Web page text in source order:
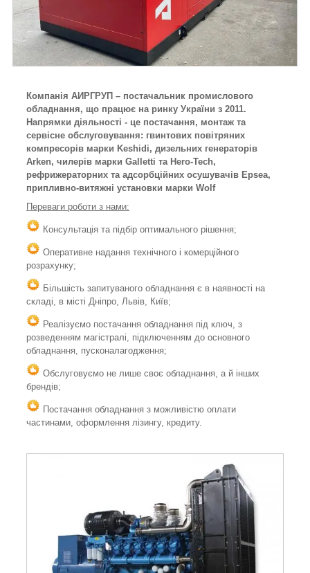
Компанія АИРГРУП – постачальник промислового
обладнання, що працює на ринку України з 2011.
Напрямки діяльності - це постачання, монтаж та
сервісне обслуговування: гвинтових повітряних
компресорів марки Keshidi, дизельних генераторів
Arken, чилерів марки Galletti та Hero-Tech,
рефрижераторних та адсорбційних осушувачів Epsea,
припливно-витяжні установки марки Wolf
Переваги роботи з нами:
Консультація та підбір оптимального рішення;
Оперативне надання технічного і комерційного
розрахунку;
Більшість запитуваного обладнання є в наявності на
складі, в місті Дніпро, Львів, Київ;
Реалізуємо постачання обладнання під ключ, з
розведенням магістралі, підключенням до основного
обладнання, пусконалагодження;
Обслуговуємо не лише своє обладнання, а й інших
брендів;
Постачання обладнання з можливістю оплати
частинами, оформлення лізингу, кредиту.